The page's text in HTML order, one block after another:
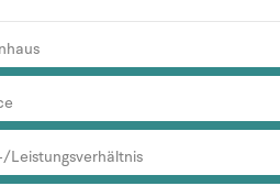
Leistungsverhältnis